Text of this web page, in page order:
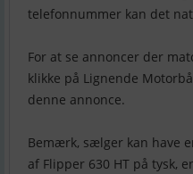
telefonnummer kan det
For at se annoncer der
klikke på Lignende
denne annonce.
Bemærk, sælger kan have
af Flipper 630 HT på tysk,